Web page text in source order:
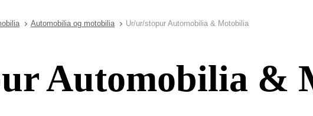
Automobilia og motobilia Ur/ur/stopur Automobilia & Motobilia
Automobilia &